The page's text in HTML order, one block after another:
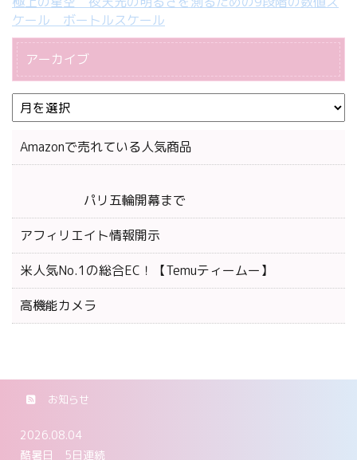
ケール ボートルスケール
アーカイブ
Amazonで売れている人気商品
パリ五輪開幕まで
アフィリエイト情報開示
米人気No.1の総合EC！【Temuティームー】
高機能カメラ
お知らせ
2026.08.04
酷暑日 5日連続